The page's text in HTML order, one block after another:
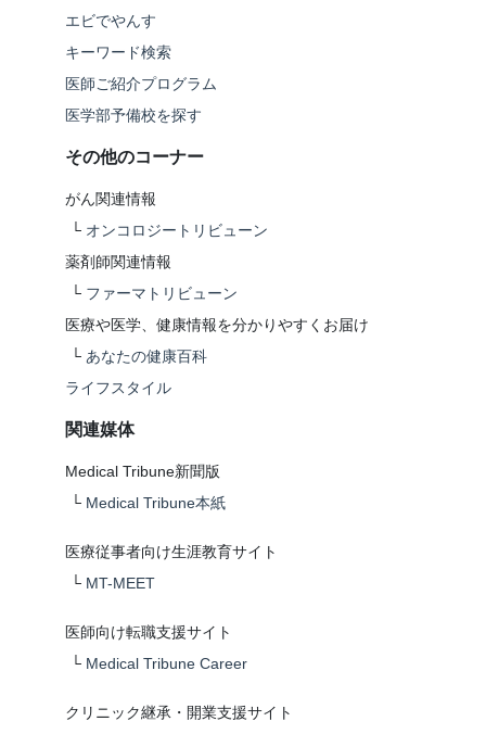
エビでやんす
キーワード検索
医師ご紹介プログラム
医学部予備校を探す
その他のコーナー
がん関連情報
└ オンコロジートリビューン
薬剤師関連情報
└ ファーマトリビューン
医療や医学、健康情報を分かりやすくお届け
└ あなたの健康百科
ライフスタイル
関連媒体
Medical Tribune新聞版
└ Medical Tribune本紙
医療従事者向け生涯教育サイト
└ MT-MEET
医師向け転職支援サイト
└ Medical Tribune Career
クリニック継承・開業支援サイト